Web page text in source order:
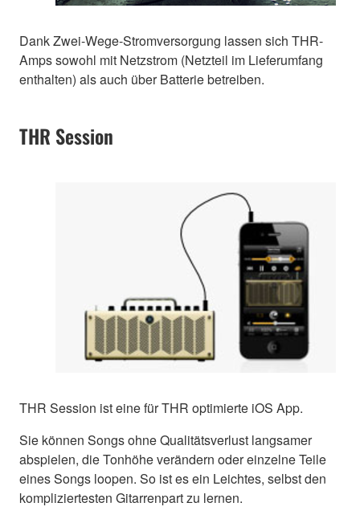
Dank Zwei-Wege-Stromversorgung lassen sich THR-
Amps sowohl mit Netzstrom (Netzteil im Lieferumfang
enthalten) als auch über Batterie betreiben.
THR Session
THR Session ist eine für THR optimierte iOS App.
Sie können Songs ohne Qualitätsverlust langsamer
abspielen, die Tonhöhe verändern oder einzelne Teile
eines Songs loopen. So ist es ein Leichtes, selbst den
kompliziertesten Gitarrenpart zu lernen.